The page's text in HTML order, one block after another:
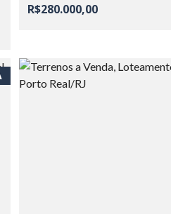
R$280.000,00